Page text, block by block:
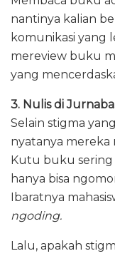
nantinya kalian
komunikasi yang
mereview buku
yang
3. Nulis di
Selain stigma
nyatanya
Kutu buku sering
hanya bisa
Ibaratnya
ngoding.
Lalu, apakah